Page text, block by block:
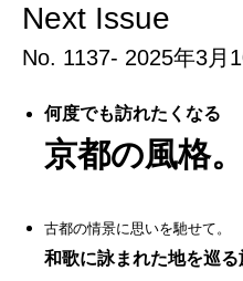
Next Issue
No. 1137- 2025年3月
何度でも訪れたくなる
京都の風格。
古都の情景に思いを馳せて。
和歌に詠まれた地を巡る